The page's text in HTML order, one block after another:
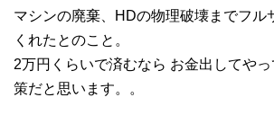
マシンの廃棄、HDの物理破壊までフル
くれたとのこと。
2万円くらいで済むなら お金出してや
策だと思います。。